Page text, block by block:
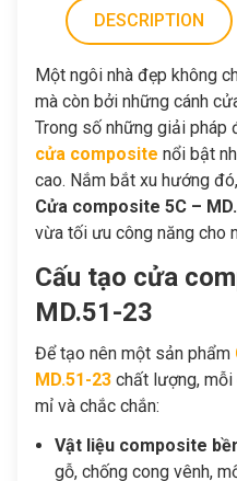
DESCRIPTION
Một ngôi nhà đẹp không
mà còn bởi những cánh
Trong số những giải pháp
cửa composite nổi bật
cao. Nắm bắt xu hướng đó,
Cửa composite 5C –
vừa tối ưu công năng cho
Cấu tạo cửa
MD.51-23
Để tạo nên một sản phẩm
MD.51-23 chất lượng,
mỉ và chắc chắn:
Vật liệu composite
gỗ, chống cong vênh,